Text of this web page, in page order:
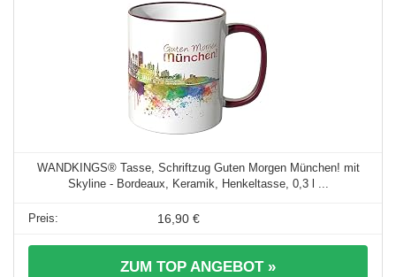
WANDKINGS® Tasse, Schriftzug Guten Morgen München! mit
Skyline - Bordeaux, Keramik, Henkeltasse, 0,3 l ...
16,90 €
ZUM TOP ANGEBOT »